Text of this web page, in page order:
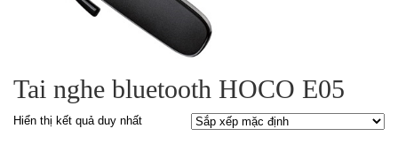
Tai nghe bluetooth HOCO E05
Hiển thị kết quả duy nhất